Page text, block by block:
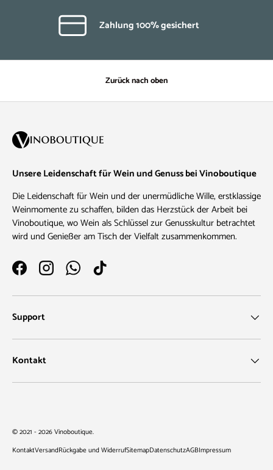
Zahlung 100% gesichert
Zurück nach oben
Unsere Leidenschaft für Wein und Genuss bei Vinoboutique
Die Leidenschaft für Wein und der unermüdliche Wille, erstklassige
Weinmomente zu schaffen, bilden das Herzstück der Arbeit bei
Vinoboutique, wo Wein als Schlüssel zur Genusskultur betrachtet
wird und Genießer am Tisch der Vielfalt zusammenkommen.
FacebookInstagramWhatsAppTikTok
Support
Kontakt
© 2021 - 2026Vinoboutique.
KontaktVersandRückgabe und WiderrufSitemapDatenschutzAGBImpressum